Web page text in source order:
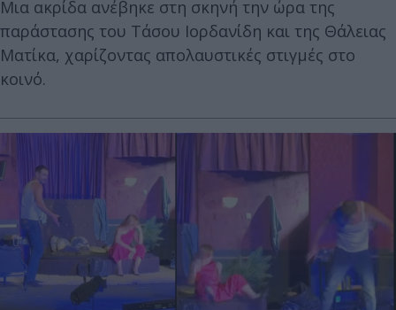
Μια ακρίδα ανέβηκε στη σκηνή την ώρα της
παράστασης του Τάσου Ιορδανίδη και της Θάλειας
Ματίκα, χαρίζοντας απολαυστικές στιγμές στο
κοινό.